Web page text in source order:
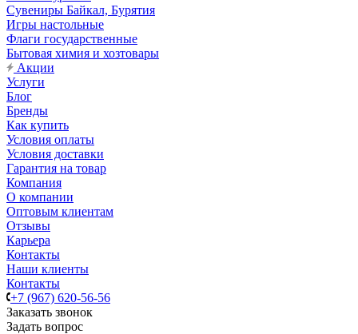
Сувениры Байкал, Бурятия
Игры настольные
Флаги государственные
Бытовая химия и хозтовары
Акции
Услуги
Блог
Бренды
Как купить
Условия оплаты
Условия доставки
Гарантия на товар
Компания
О компании
Оптовым клиентам
Отзывы
Карьера
Контакты
Наши клиенты
Контакты
+7 (967) 620-56-56
Заказать звонок
Задать вопрос